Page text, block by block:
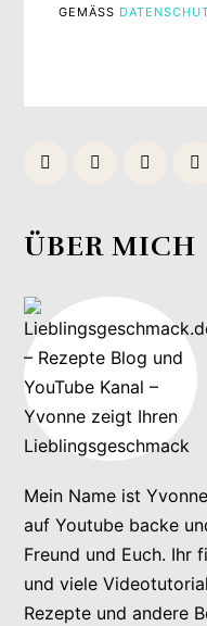
GEMÄSS
ÜBER MICH
Mein Name ist
auf Youtube backe
Freund und Euch. Ihr
und viele
Rezepte und andere